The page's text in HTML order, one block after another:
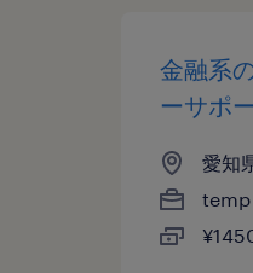
金融系
ーサポ
愛知